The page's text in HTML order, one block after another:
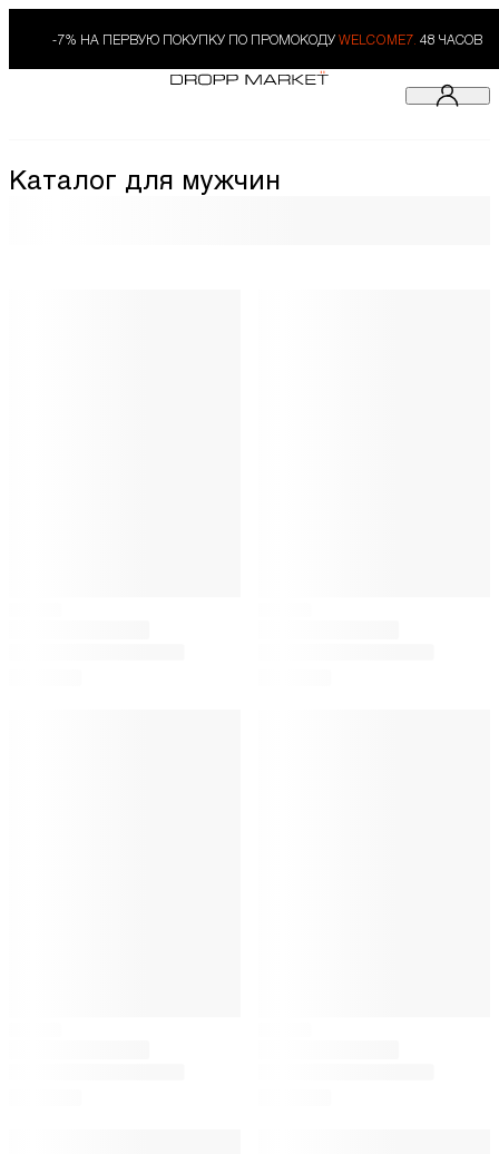
-7% НА ПЕРВУЮ ПОКУПКУ ПО ПРОМОКОДУ WELCOME7. 48 ЧАСОВ
Каталог для мужчин